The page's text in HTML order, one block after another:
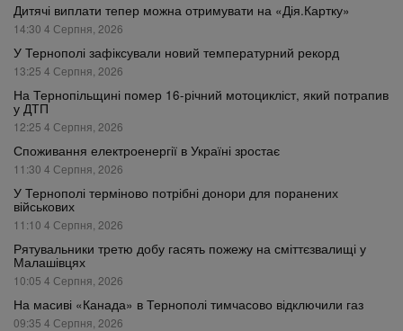
Дитячі виплати тепер можна отримувати на «Дія.Картку»
14:30 4 Серпня, 2026
У Тернополі зафіксували новий температурний рекорд
13:25 4 Серпня, 2026
На Тернопільщині помер 16-річний мотоцикліст, який потрапив
у ДТП
12:25 4 Серпня, 2026
Споживання електроенергії в Україні зростає
11:30 4 Серпня, 2026
У Тернополі терміново потрібні донори для поранених
військових
11:10 4 Серпня, 2026
Рятувальники третю добу гасять пожежу на сміттєзвалищі у
Малашівцях
10:05 4 Серпня, 2026
На масиві «Канада» в Тернополі тимчасово відключили газ
09:35 4 Серпня, 2026